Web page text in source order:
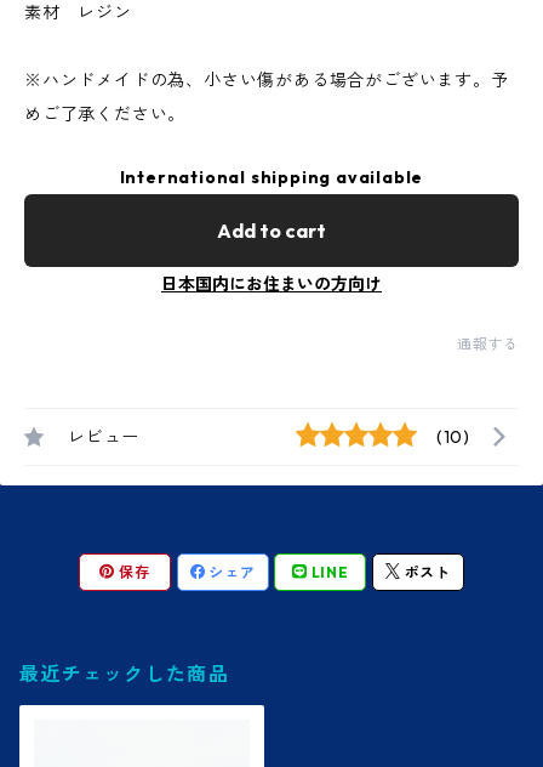
素材 レジン
※ハンドメイドの為、小さい傷がある場合がございます。予
めご了承ください。
International shipping available
Add to cart
日本国内にお住まいの方向け
通報する
レビュー (10)
保存 シェア LINE ポスト
最近チェックした商品